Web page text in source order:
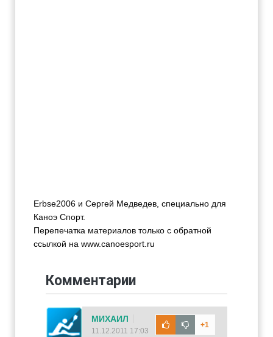
Erbse2006 и Сергей Медведев, специально для
Каноэ Спорт.
Перепечатка материалов только с обратной
ссылкой на www.canoesport.ru
Комментарии
+1
МИХАИЛ
11.12.2011 17:03